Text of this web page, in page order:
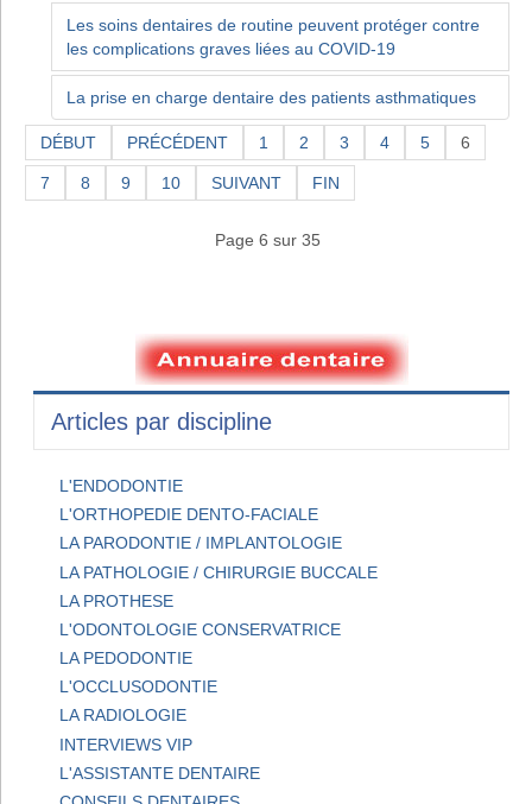
Les soins dentaires de routine peuvent protéger contre
les complications graves liées au COVID-19
La prise en charge dentaire des patients asthmatiques
DÉBUT PRÉCÉDENT 1 2 3 4 5 6
7 8 9 10 SUIVANT FIN
Page 6 sur 35
Articles par discipline
L'ENDODONTIE
L'ORTHOPEDIE DENTO-FACIALE
LA PARODONTIE / IMPLANTOLOGIE
LA PATHOLOGIE / CHIRURGIE BUCCALE
LA PROTHESE
L'ODONTOLOGIE CONSERVATRICE
LA PEDODONTIE
L'OCCLUSODONTIE
LA RADIOLOGIE
INTERVIEWS VIP
L'ASSISTANTE DENTAIRE